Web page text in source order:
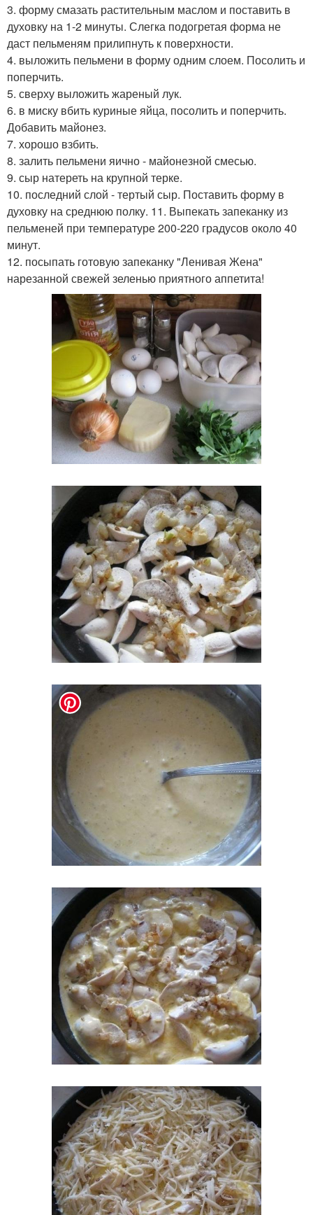
3. форму смазать растительным маслом и поставить в
духовку на 1-2 минуты. Слегка подогретая форма не
даст пельменям прилипнуть к поверхности.
4. выложить пельмени в форму одним слоем. Посолить и
поперчить.
5. сверху выложить жареный лук.
6. в миску вбить куриные яйца, посолить и поперчить.
Добавить майонез.
7. хорошо взбить.
8. залить пельмени яично - майонезной смесью.
9. сыр натереть на крупной терке.
10. последний слой - тертый сыр. Поставить форму в
духовку на среднюю полку. 11. Выпекать запеканку из
пельменей при температуре 200-220 градусов около 40
минут.
12. посыпать готовую запеканку "Ленивая Жена"
нарезанной свежей зеленью приятного аппетита!